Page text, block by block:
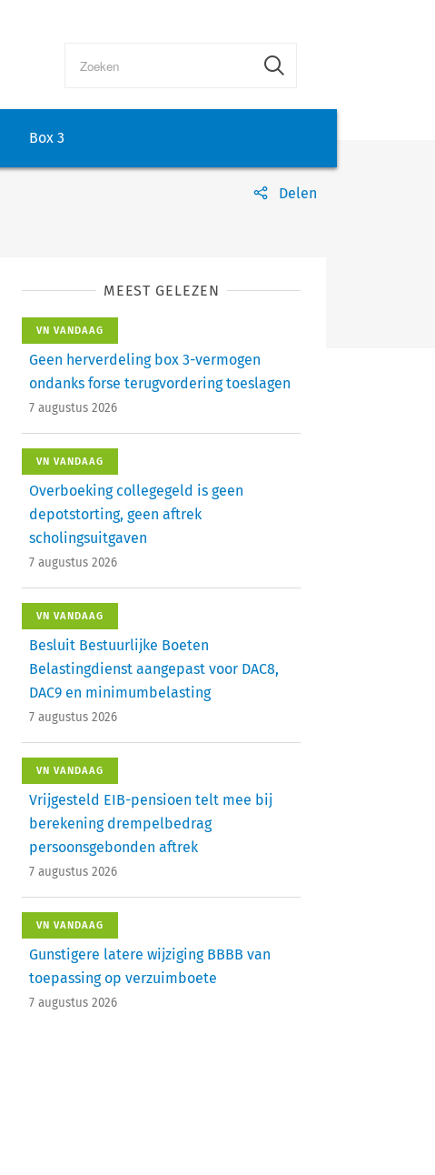
Box 3
Delen
MEEST GELEZEN
VN VANDAAG
Geen herverdeling box 3-vermogen
ondanks forse terugvordering toeslagen
7 augustus 2026
VN VANDAAG
Overboeking collegegeld is geen
depotstorting, geen aftrek
scholingsuitgaven
7 augustus 2026
VN VANDAAG
Besluit Bestuurlijke Boeten
Belastingdienst aangepast voor DAC8,
DAC9 en minimumbelasting
7 augustus 2026
VN VANDAAG
Vrijgesteld EIB-pensioen telt mee bij
berekening drempelbedrag
persoonsgebonden aftrek
7 augustus 2026
VN VANDAAG
Gunstigere latere wijziging BBBB van
toepassing op verzuimboete
7 augustus 2026